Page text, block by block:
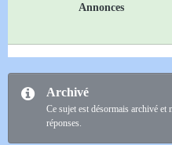
Annonces
Archivé
Ce sujet est désormais archivé et
réponses.